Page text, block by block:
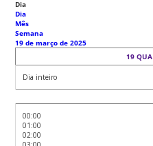
Dia
Dia
Mês
Semana
19 de março de 2025
19 QUA
Dia inteiro
00:00
01:00
02:00